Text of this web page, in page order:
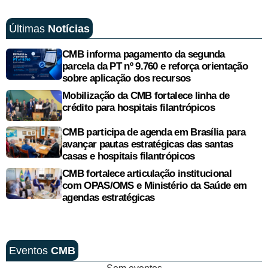
Últimas Notícias
CMB informa pagamento da segunda
parcela da PT nº 9.760 e reforça orientação
sobre aplicação dos recursos
Mobilização da CMB fortalece linha de
crédito para hospitais filantrópicos
CMB participa de agenda em Brasília para
avançar pautas estratégicas das santas
casas e hospitais filantrópicos
CMB fortalece articulação institucional
com OPAS/OMS e Ministério da Saúde em
agendas estratégicas
Eventos CMB